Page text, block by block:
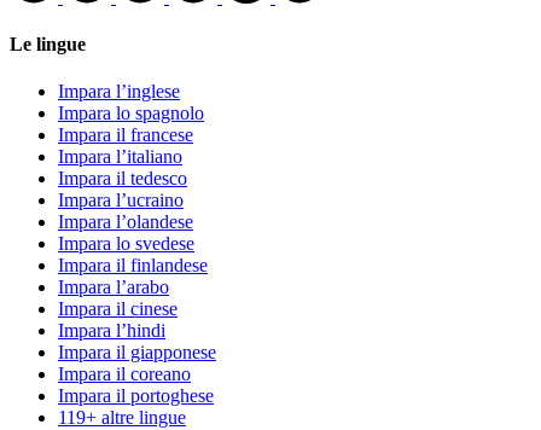
Le lingue
Impara l’inglese
Impara lo spagnolo
Impara il francese
Impara l’italiano
Impara il tedesco
Impara l’ucraino
Impara l’olandese
Impara lo svedese
Impara il finlandese
Impara l’arabo
Impara il cinese
Impara l’hindi
Impara il giapponese
Impara il coreano
Impara il portoghese
119+ altre lingue